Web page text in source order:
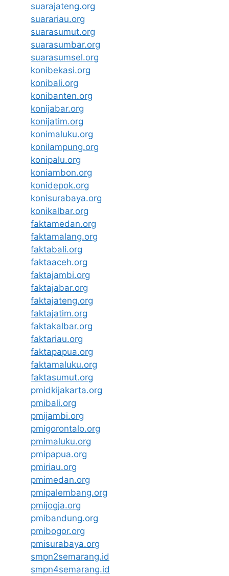
suarajateng.org
suarariau.org
suarasumut.org
suarasumbar.org
suarasumsel.org
konibekasi.org
konibali.org
konibanten.org
konijabar.org
konijatim.org
konimaluku.org
konilampung.org
konipalu.org
koniambon.org
konidepok.org
konisurabaya.org
konikalbar.org
faktamedan.org
faktamalang.org
faktabali.org
faktaaceh.org
faktajambi.org
faktajabar.org
faktajateng.org
faktajatim.org
faktakalbar.org
faktariau.org
faktapapua.org
faktamaluku.org
faktasumut.org
pmidkijakarta.org
pmibali.org
pmijambi.org
pmigorontalo.org
pmimaluku.org
pmipapua.org
pmiriau.org
pmimedan.org
pmipalembang.org
pmijogja.org
pmibandung.org
pmibogor.org
pmisurabaya.org
smpn2semarang.id
smpn4semarang.id